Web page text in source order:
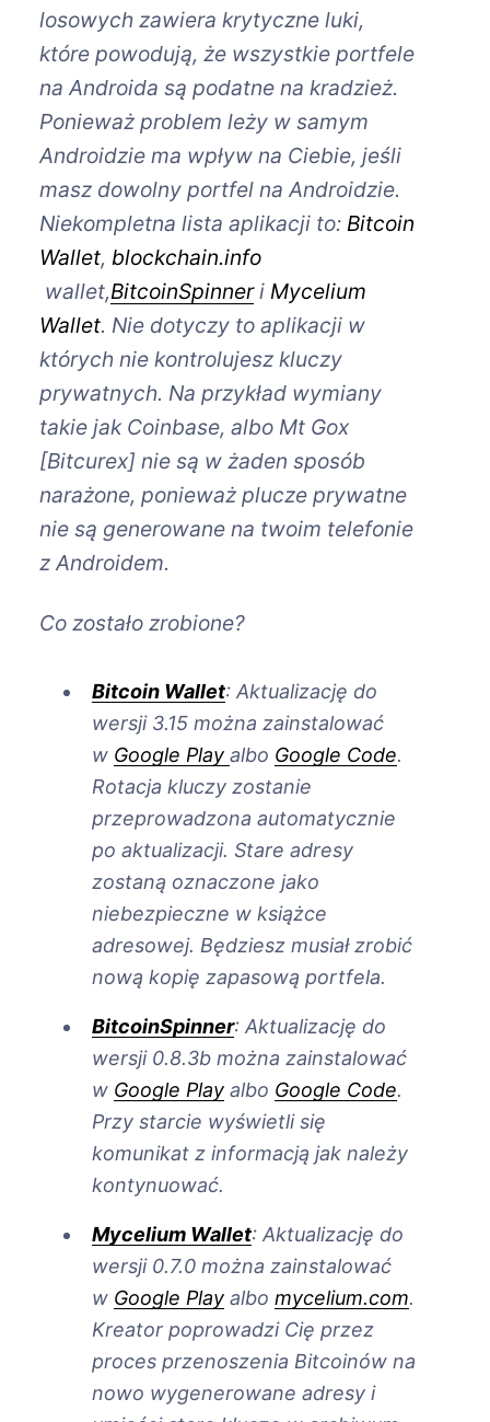
losowych zawiera krytyczne luki,
które powodują, że wszystkie portfele
na Androida są podatne na kradzież.
Ponieważ problem leży w samym
Androidzie ma wpływ na Ciebie, jeśli
masz dowolny portfel na Androidzie.
Niekompletna lista aplikacji to: Bitcoin
Wallet, blockchain.info
wallet,BitcoinSpinneri Mycelium
Wallet. Nie dotyczy to aplikacji w
których nie kontrolujesz kluczy
prywatnych. Na przykład wymiany
takie jak Coinbase, albo Mt Gox
[Bitcurex] nie są w żaden sposób
narażone, ponieważ plucze prywatne
nie są generowane na twoim telefonie
z Androidem.
Co zostało zrobione?
Bitcoin Wallet: Aktualizację do
wersji 3.15 można zainstalować
w Google Play albo Google Code.
Rotacja kluczy zostanie
przeprowadzona automatycznie
po aktualizacji. Stare adresy
zostaną oznaczone jako
niebezpieczne w książce
adresowej. Będziesz musiał zrobić
nową kopię zapasową portfela.
BitcoinSpinner: Aktualizację do
wersji 0.8.3b można zainstalować
w Google Play albo Google Code.
Przy starcie wyświetli się
komunikat z informacją jak należy
kontynuować.
Mycelium Wallet: Aktualizację do
wersji 0.7.0 można zainstalować
w Google Play albo mycelium.com.
Kreator poprowadzi Cię przez
proces przenoszenia Bitcoinów na
nowo wygenerowane adresy i